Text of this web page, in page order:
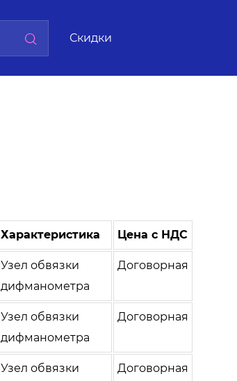
Скидки
Характеристика Цена с НДС
Узел обвязки
дифманометра
Договорная
Узел обвязки
дифманометра
Договорная
Узел обвязки
Договорная